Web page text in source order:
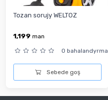
Tozan sorujy WELTOZ
1,199 man
0 bahalandyrma
Sebede goş